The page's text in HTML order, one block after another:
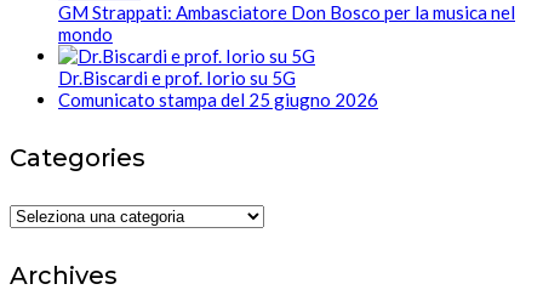
GM Strappati: Ambasciatore Don Bosco per la musica nel
mondo
Dr.Biscardi e prof. Iorio su 5G
Comunicato stampa del 25 giugno 2026
Categories
Categories
Archives